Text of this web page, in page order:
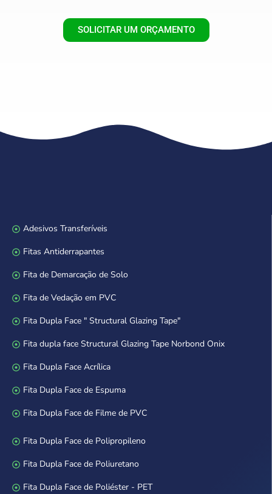
SOLICITAR UM ORÇAMENTO
Adesivos Transferíveis
Fitas Antiderrapantes
Fita de Demarcação de Solo
Fita de Vedação em PVC
Fita Dupla Face " Structural Glazing Tape"
Fita dupla face Structural Glazing Tape Norbond Onix
Fita Dupla Face Acrílica
Fita Dupla Face de Espuma
Fita Dupla Face de Filme de PVC
Fita Dupla Face de Polipropileno
Fita Dupla Face de Poliuretano
Fita Dupla Face de Poliéster - PET